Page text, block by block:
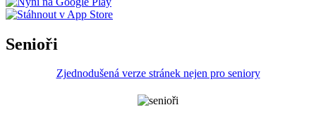
Senioři
Zjednodušená verze stránek nejen pro seniory